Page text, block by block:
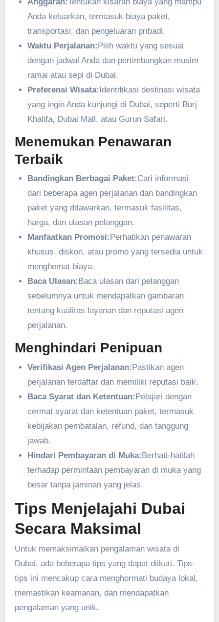
Anda keluarkan, termasuk biaya paket,
transportasi, dan pengeluaran pribadi.
Waktu Perjalanan:Pilih waktu yang sesuai
dengan jadwal Anda dan pertimbangkan musim
ramai atau sepi di Dubai.
Preferensi Wisata:Identifikasi destinasi wisata
yang ingin Anda kunjungi di Dubai, seperti Burj
Khalifa, Dubai Mall, atau Gurun Safari.
Menemukan Penawaran
Terbaik
Bandingkan Berbagai Paket:Cari informasi
dari beberapa agen perjalanan dan bandingkan
paket yang ditawarkan, termasuk fasilitas,
harga, dan ulasan pelanggan.
Manfaatkan Promosi: Perhatikan penawaran
khusus, diskon, atau promo yang tersedia untuk
menghemat biaya.
Baca Ulasan: Baca ulasan dari pelanggan
sebelumnya untuk mendapatkan gambaran
tentang kualitas layanan dan reputasi agen
perjalanan.
Menghindari Penipuan
Verifikasi Agen Perjalanan:Pastikan agen
perjalanan terdaftar dan memiliki reputasi baik.
Baca Syarat dan Ketentuan:Pelajari dengan
cermat syarat dan ketentuan paket, termasuk
kebijakan pembatalan, refund, dan tanggung
jawab.
Hindari Pembayaran di Muka:Berhati-hatilah
terhadap permintaan pembayaran di muka yang
besar tanpa jaminan yang jelas.
Tips Menjelajahi Dubai
Secara Maksimal
Untuk memaksimalkan pengalaman wisata di
Dubai, ada beberapa tips yang dapat diikuti. Tips-
tips ini mencakup cara menghormati budaya lokal,
memastikan keamanan, dan mendapatkan
pengalaman yang unik.